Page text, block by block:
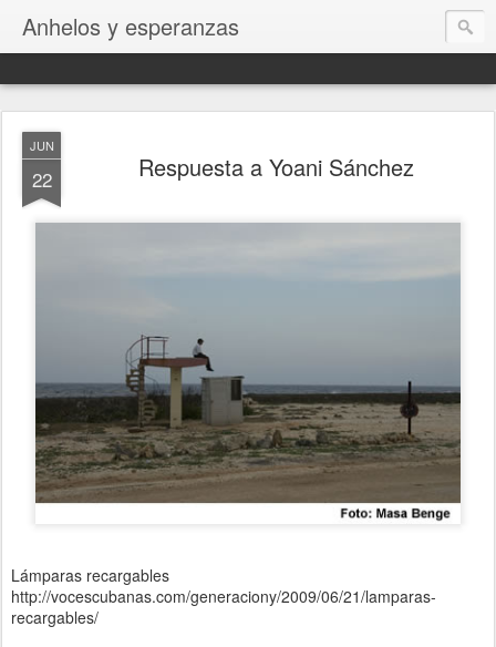
Anhelos y esperanzas
JUN
22 Respuesta a Yoani Sánchez
Lámparas recargables
http://vocescubanas.com/generaciony/2009/06/21/lamparas-
recargables/